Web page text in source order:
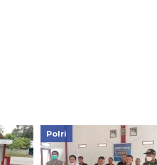
Polri